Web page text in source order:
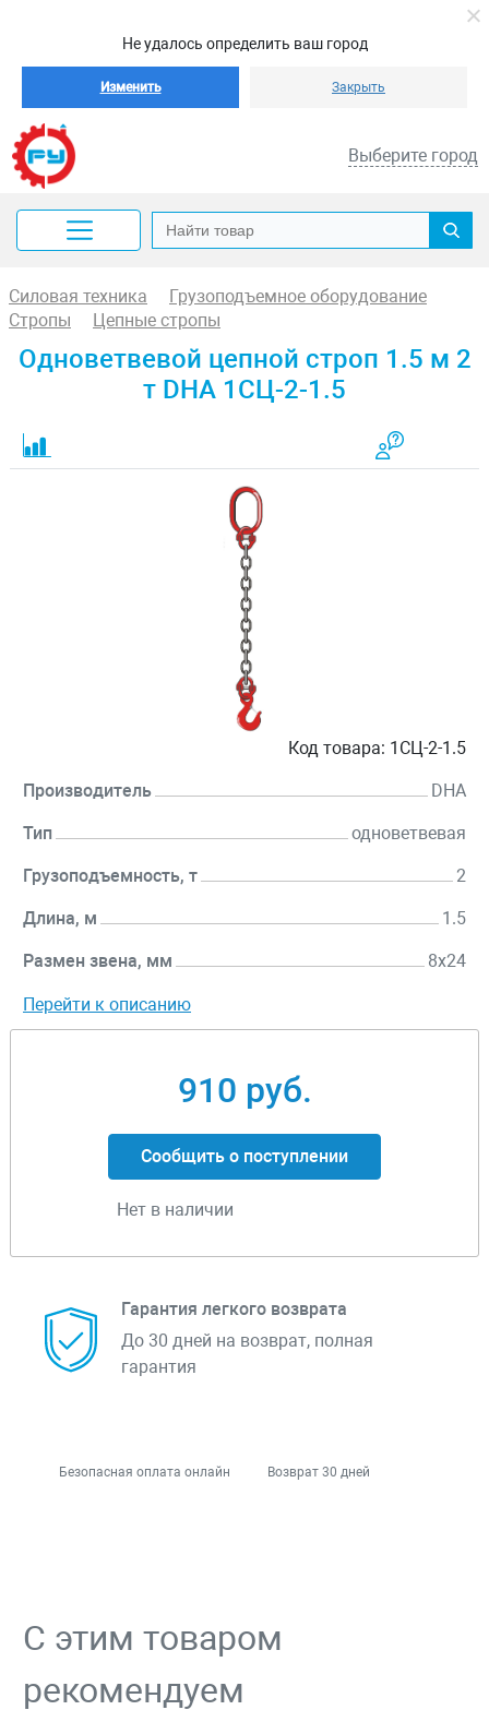
Не удалось определить ваш город
Изменить Закрыть
Выберите город
Силовая техника
Грузоподъемное оборудование
Стропы
Цепные стропы
Одноветвевой цепной строп 1.5 м 2
т DHA 1СЦ-2-1.5
Код товара: 1СЦ-2-1.5
Производитель DHA
Тип одноветвевая
Грузоподъемность, т 2
Длина, м 1.5
Размен звена, мм 8х24
Перейти к описанию
910 руб.
Сообщить о поступлении
Нет в наличии
Гарантия легкого возврата
До 30 дней на возврат, полная
гарантия
Безопасная оплата онлайн Возврат 30 дней
С этим товаром
рекомендуем